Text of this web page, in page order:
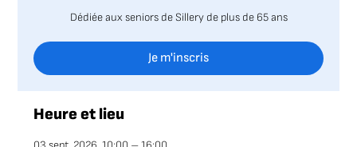
Dédiée aux seniors de Sillery de plus de 65 ans
Je m'inscris
Heure et lieu